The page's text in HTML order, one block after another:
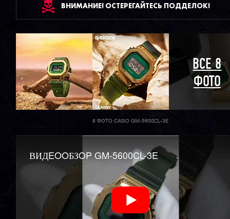
ВНИМАНИЕ! ОСТЕРЕГАЙТЕСЬ ПОДДЕЛОК!
ВСЕ 8
ФОТО
8 ФОТО CASIO GM-5600CL-3E
ВИДEOOБЗOP GM-5600CL-3E